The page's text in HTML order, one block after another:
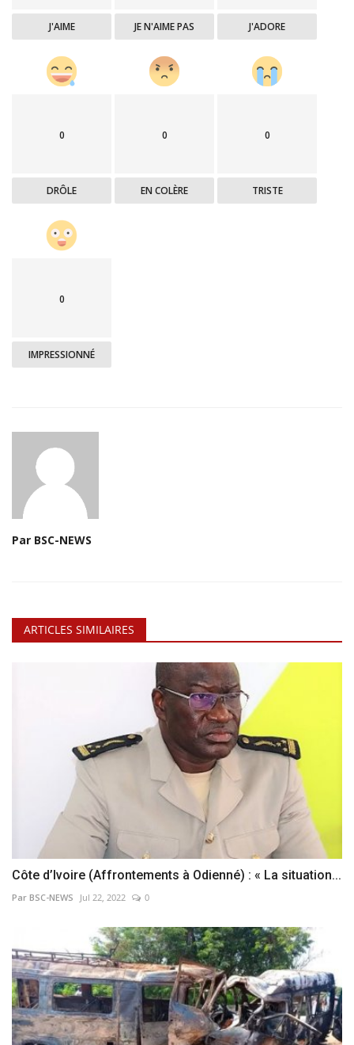
J'AIME JE N'AIME PAS J'ADORE
0
DRÔLE
0
EN COLÈRE
0
TRISTE
0
IMPRESSIONNÉ
Par BSC-NEWS
ARTICLES SIMILAIRES
Côte d’Ivoire (Affrontements à Odienné) : « La situation...
Par BSC-NEWS Jul 22, 2022 0